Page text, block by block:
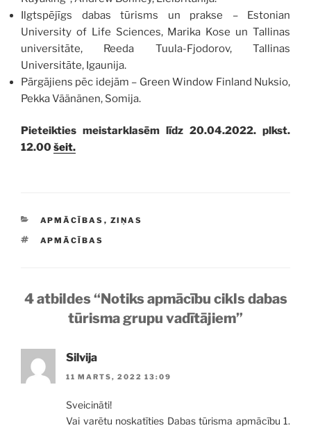
Ilgtspējīgs dabas tūrisms un prakse – Estonian
University of Life Sciences, Marika Kose un Tallinas
universitāte, Reeda Tuula-Fjodorov, Tallinas
Universitāte, Igaunija.
Pārgājiens pēc idejām – Green Window Finland Nuksio,
Pekka Väänänen, Somija.
Pieteikties meistarklasēm līdz 20.04.2022. plkst.
12.00šeit.
KATEGORIJAS
APMĀCĪBAS , ZIŅAS
BIRKAS
APMĀCĪBAS
4 atbildes “Notiks apmācību cikls dabas
tūrisma grupu vadītājiem”
Silvija
11 MARTS, 2022 13:09
Sveicināti!
Vai varētu noskatīties Dabas tūrisma apmācību 1.